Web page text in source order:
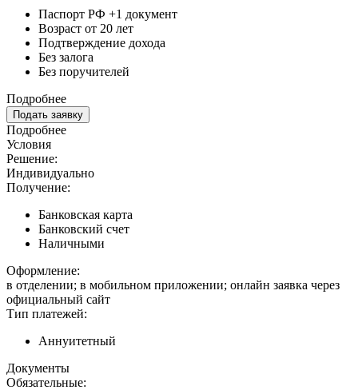
Паспорт РФ +1 документ
Возраст от 20 лет
Подтверждение дохода
Без залога
Без поручителей
Подробнее
Подать заявку
Подробнее
Условия
Решение:
Индивидуально
Получение:
Банковская карта
Банковский счет
Наличными
Оформление:
в отделении; в мобильном приложении; онлайн заявка через
официальный сайт
Тип платежей:
Аннуитетный
Документы
Обязательные: